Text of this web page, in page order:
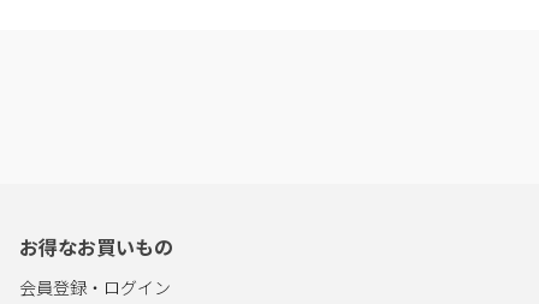
お得なお買いもの
会員登録・ログイン